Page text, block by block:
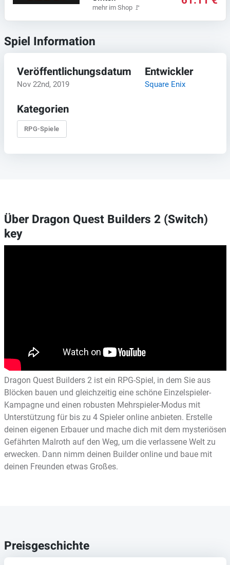
mehr im Shop 🚩
Spiel Information
Veröffentlichungsdatum
Nov 22nd, 2019
Entwickler
Square Enix
Kategorien
RPG-Spiele
Über Dragon Quest Builders 2 (Switch)
key
Dragon Quest Builders 2 ist ein RPG-Spiel, in dem Sie aus
Blöcken bauen und gleichzeitig eine schöne Einzelspieler-
Kampagne und einen robusten Mehrspieler-Modus mit
Unterstützung für bis zu 4 Spieler online anbieten. Erstelle
deinen eigenen Erbauer und mache dich mit dem mysteriösen
Gefährten Malroth auf den Weg, um die verlassene Welt zu
erwecken. Dann nimm deinen Builder online und baue mit
deinen Freunden etwas Großes.
Preisgeschichte